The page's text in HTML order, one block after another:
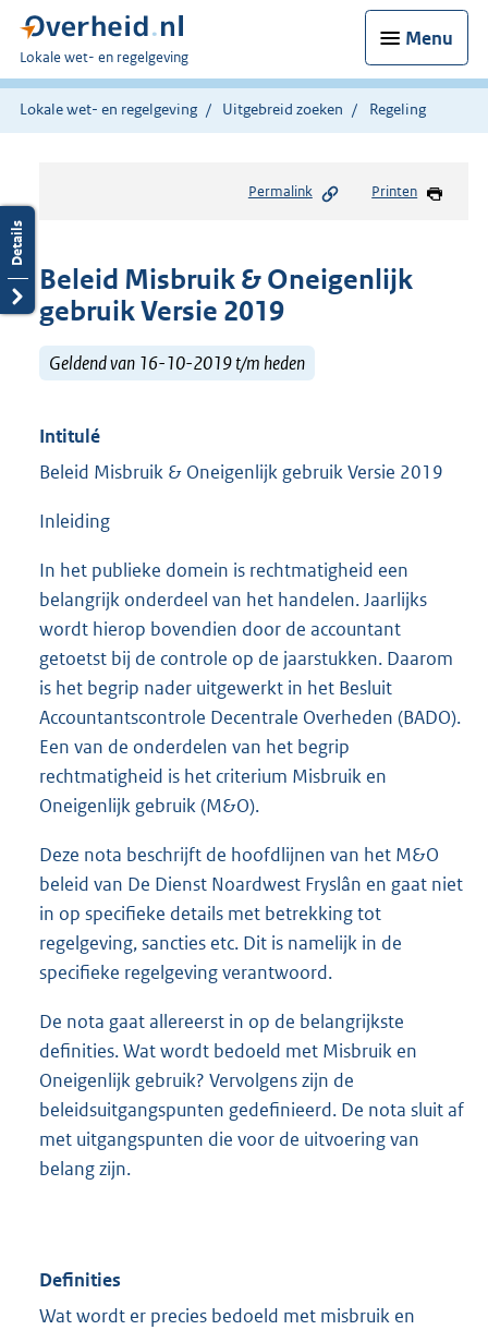
Menu
U
bent
hier:
Lokale wet- en regelgeving
Lokale wet- en regelgeving Uitgebreid zoeken Regeling
Permalink Printen
Beleid Misbruik & Oneigenlijk
gebruik Versie 2019
Geldend van 16-10-2019 t/m heden
Intitulé
Beleid Misbruik & Oneigenlijk gebruik Versie 2019
Inleiding
In het publieke domein is rechtmatigheid een
belangrijk onderdeel van het handelen. Jaarlijks
wordt hierop bovendien door de accountant
getoetst bij de controle op de jaarstukken. Daarom
is het begrip nader uitgewerkt in het Besluit
Accountantscontrole Decentrale Overheden (BADO).
Een van de onderdelen van het begrip
rechtmatigheid is het criterium Misbruik en
Oneigenlijk gebruik (M&O).
Deze nota beschrijft de hoofdlijnen van het M&O
beleid van De Dienst Noardwest Fryslân en gaat niet
in op specifieke details met betrekking tot
regelgeving, sancties etc. Dit is namelijk in de
specifieke regelgeving verantwoord.
De nota gaat allereerst in op de belangrijkste
definities. Wat wordt bedoeld met Misbruik en
Oneigenlijk gebruik? Vervolgens zijn de
beleidsuitgangspunten gedefinieerd. De nota sluit af
met uitgangspunten die voor de uitvoering van
belang zijn.
Definities
Wat wordt er precies bedoeld met misbruik en